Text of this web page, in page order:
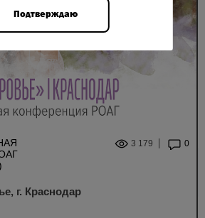
3 179 0
г. Краснодар
Подтверждаю